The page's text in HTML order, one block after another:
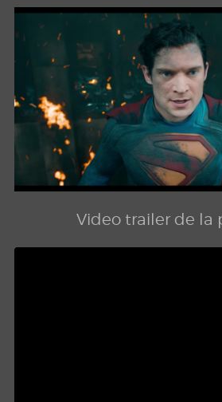
Video trailer de la